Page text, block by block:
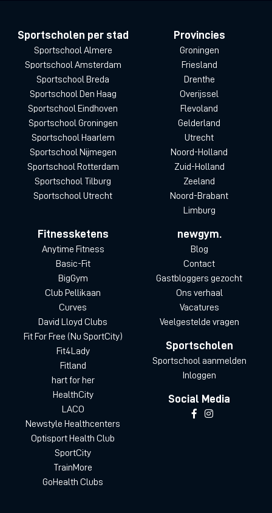
Sportscholen per stad
Sportschool Almere
Sportschool Amsterdam
Sportschool Breda
Sportschool Den Haag
Sportschool Eindhoven
Sportschool Groningen
Sportschool Haarlem
Sportschool Nijmegen
Sportschool Rotterdam
Sportschool Tilburg
Sportschool Utrecht
Provincies
Groningen
Friesland
Drenthe
Overijssel
Flevoland
Gelderland
Utrecht
Noord-Holland
Zuid-Holland
Zeeland
Noord-Brabant
Limburg
Fitnessketens
Anytime Fitness
Basic-Fit
BigGym
Club Pellikaan
Curves
David Lloyd Clubs
Fit For Free (Nu SportCity)
Fit4Lady
Fitland
hart for her
HealthCity
LACO
Newstyle Healthcenters
Optisport Health Club
SportCity
TrainMore
GoHealth Clubs
newgym.
Blog
Contact
Gastbloggers gezocht
Ons verhaal
Vacatures
Veelgestelde vragen
Sportscholen
Sportschool aanmelden
Inloggen
Social Media